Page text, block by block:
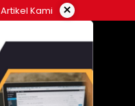
Kami ×